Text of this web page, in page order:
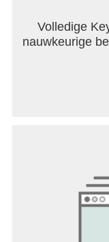
Volledige
nauwkeurige